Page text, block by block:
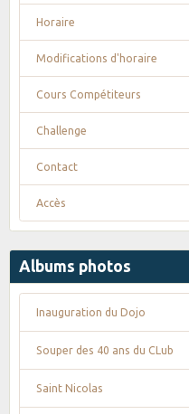
Horaire
Modifications d'horaire
Cours Compétiteurs
Challenge
Contact
Accès
Albums photos
Inauguration du Dojo
Souper des 40 ans du CLub
Saint Nicolas